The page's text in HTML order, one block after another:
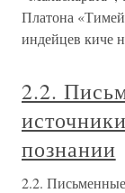
Платона
индейцев киче
2.2.
познании
2.2.